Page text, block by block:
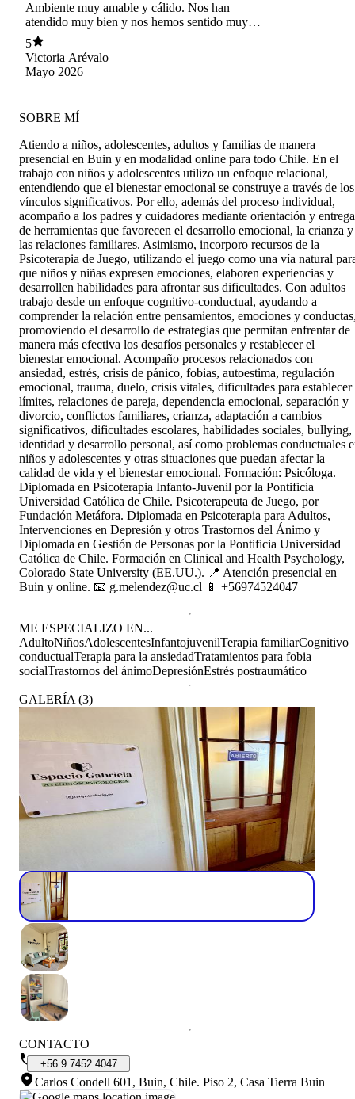
Ambiente muy amable y cálido. Nos han
atendido muy bien y nos hemos sentido muy
acogidos. Estamos muy contentos con la
atención.
5
Victoria Arévalo
Mayo 2026
SOBRE MÍ
Atiendo a niños, adolescentes, adultos y familias de manera
presencial en Buin y en modalidad online para todo Chile. En el
trabajo con niños y adolescentes utilizo un enfoque relacional,
entendiendo que el bienestar emocional se construye a través de los
vínculos significativos. Por ello, además del proceso individual,
acompaño a los padres y cuidadores mediante orientación y entrega
de herramientas que favorecen el desarrollo emocional, la crianza y
las relaciones familiares. Asimismo, incorporo recursos de la
Psicoterapia de Juego, utilizando el juego como una vía natural
que niños y niñas expresen emociones, elaboren experiencias y
desarrollen habilidades para afrontar sus dificultades. Con adultos
trabajo desde un enfoque cognitivo-conductual, ayudando a
comprender la relación entre pensamientos, emociones y
promoviendo el desarrollo de estrategias que permitan enfrentar de
manera más efectiva los desafíos personales y restablecer el
bienestar emocional. Acompaño procesos relacionados con
ansiedad, estrés, crisis de pánico, fobias, autoestima, regulación
emocional, trauma, duelo, crisis vitales, dificultades para establecer
límites, relaciones de pareja, dependencia emocional, separación y
divorcio, conflictos familiares, crianza, adaptación a cambios
significativos, dificultades escolares, habilidades sociales, bullying,
identidad y desarrollo personal, así como problemas conductuales
niños y adolescentes y otras situaciones que puedan afectar la
calidad de vida y el bienestar emocional. Formación: Psicóloga.
Diplomada en Psicoterapia Infanto-Juvenil por la Pontificia
Universidad Católica de Chile. Psicoterapeuta de Juego, por
Fundación Metáfora. Diplomada en Psicoterapia para Adultos,
Intervenciones en Depresión y otros Trastornos del Ánimo y
Diplomada en Gestión de Personas por la Pontificia Universidad
Católica de Chile. Formación en Clinical and Health Psychology,
Colorado State University (EE.UU.). 📍 Atención presencial en
Buin y online. 📧 g.melendez@uc.cl 📱 +56974524047
ME ESPECIALIZO EN...
AdultoNiñosAdolescentesInfantojuvenilTerapia familiarCognitivo
conductualTerapia para la ansiedadTratamientos para fobia
socialTrastornos del ánimoDepresiónEstrés postraumático
GALERÍA (3)
CONTACTO
+56 9 7452 4047
Carlos Condell 601, Buin, Chile. Piso 2, Casa Tierra Buin